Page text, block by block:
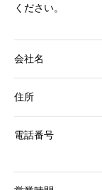
ください。
会社名
住所
電話番号